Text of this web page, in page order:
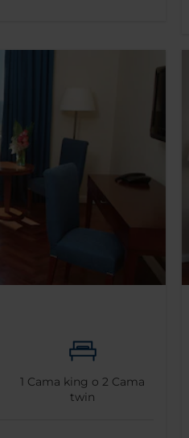
1 Cama king o2 Cama
twin